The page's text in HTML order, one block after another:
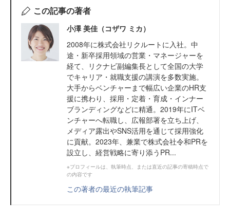
この記事の著者
小澤 美佳（コザワ ミカ）
2008年に株式会社リクルートに入社。中
途・新卒採用領域の営業・マネージャーを
経て、リクナビ副編集長として全国の大学
でキャリア・就職支援の講演を多数実施。
大手からベンチャーまで幅広い企業のHR支
援に携わり、採用・定着・育成・インナー
ブランディングなどに精通。2019年にITベ
ンチャーへ転職し、広報部署を立ち上げ、
メディア露出やSNS活用を通じて採用強化
に貢献。2023年、兼業で株式会社令和PRを
設立し、経営戦略に寄り添うPR...
※プロフィールは、執筆時点、または直近の記事の寄稿時点で
の内容です
この著者の最近の執筆記事